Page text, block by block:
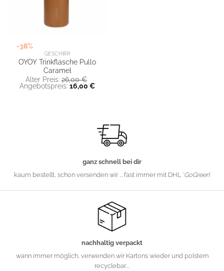
-38%
GESCHIRR
OYOY Trinkflasche Pullo
Caramel
Alter Preis: 26,00€
Preis
Angebotspreis: 16,00 €Aktueller
ganz schnell bei dir
kaum bestellt, schon versenden wir ... fast immer mit DHL 'GoGreen'
nachhaltig verpackt
wann immer möglich, verwenden wir Kartons wieder und polstern
recyclebar....